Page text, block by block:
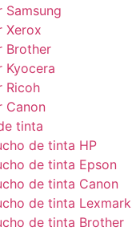
Samsung
Xerox
Brother
Kyocera
Ricoh
Canon
tinta
de tinta HP
de tinta Epson
de tinta Canon
de tinta Lexmark
de tinta Brother